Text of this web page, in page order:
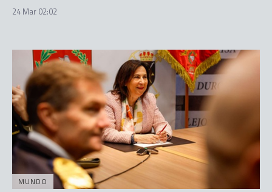
24 Mar 02:02
MUNDO